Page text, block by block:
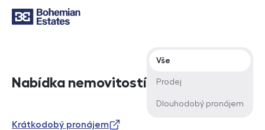
Nabídka nemovitostí
Typ nabídky
Vše
Prodej
Dlouhodobý pronájem
Krátkodobý pronájem